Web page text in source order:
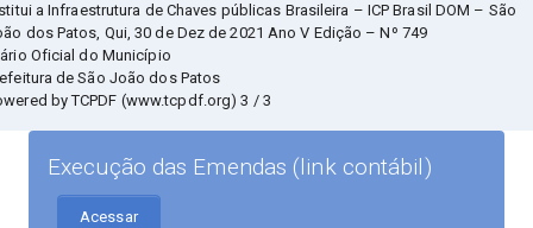
a Infraestrutura de Chaves públicas Brasileira – ICP Brasil DOM – São
dos Patos, Qui, 30 de Dez de 2021 Ano V Edição – Nº 749
Oficial do Município
de São João dos Patos
by TCPDF (www.tcpdf.org) 3 / 3
Execução das Emendas (link contábil)
Acessar